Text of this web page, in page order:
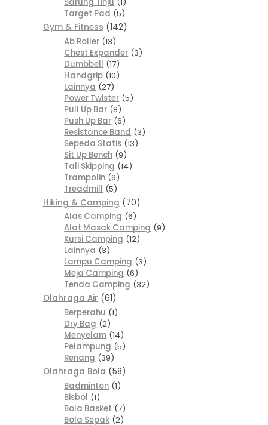
Target Pad 5
Gym & Fitness
142
Ab Roller 13
Chest Expander 3
Dumbbell 17
Handgrip 10
Lainnya 27
Power Twister 5
Pull Up Bar 8
Push Up Bar 6
Resistance Band 3
Sepeda Statis 13
Sit Up Bench 9
Tali Skipping 14
Trampolin 9
Treadmill 5
Hiking & Camping
70
Alas Camping 6
Alat Masak Camping 9
Kursi Camping 12
Lainnya 3
Lampu Camping 3
Meja Camping 6
Tenda Camping 32
Olahraga Air
61
Berperahu 1
Dry Bag 2
Menyelam 14
Pelampung 5
Renang 39
Olahraga Bola
58
Badminton 1
Bisbol 1
Bola Basket 7
Bola Sepak 2